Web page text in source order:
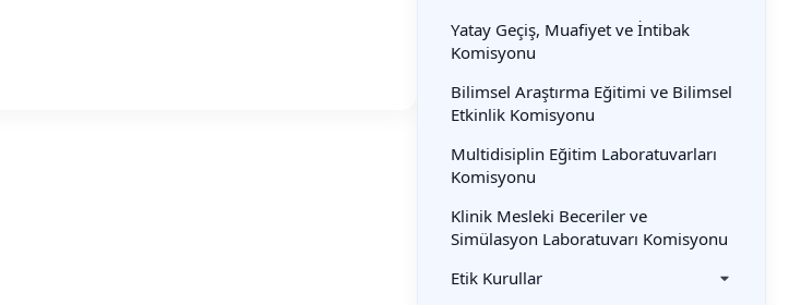
Yatay Geçiş, Muafiyet ve İntibak
Komisyonu
Bilimsel Araştırma Eğitimi ve Bilimsel
Etkinlik Komisyonu
Multidisiplin Eğitim Laboratuvarları
Komisyonu
Klinik Mesleki Beceriler ve
Simülasyon Laboratuvarı Komisyonu
Etik Kurullar